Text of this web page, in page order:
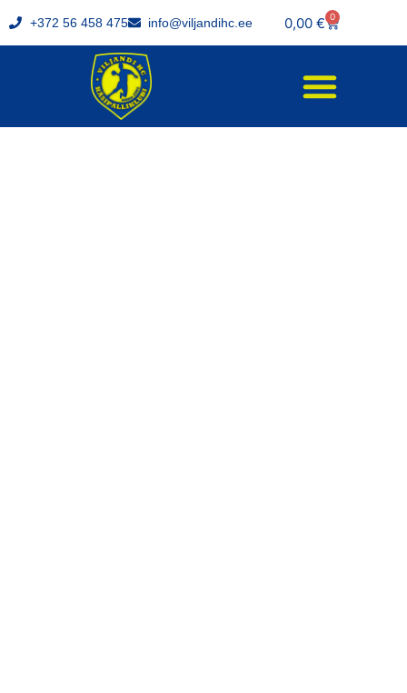
+372 56 458 475 info@viljandihc.ee 0,00 € 0